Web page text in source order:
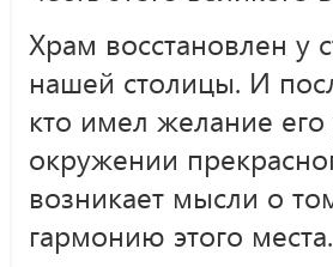
Храм восстановлен у
нашей столицы. И
кто имел желание
окружении
возникает мысли о
гармонию этого места.